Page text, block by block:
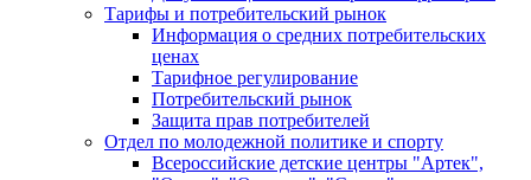
Тарифы и потребительский рынок
Информация о средних потребительских
ценах
Тарифное регулирование
Потребительский рынок
Защита прав потребителей
Отдел по молодежной политике и спорту
Всероссийские детские центры "Артек",